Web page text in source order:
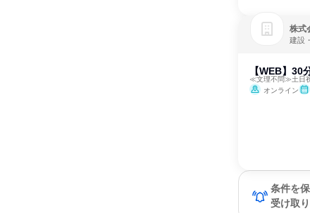
株式
建設
【WEB】
≪文理不問≫土日
オンライン
条件を
受け取